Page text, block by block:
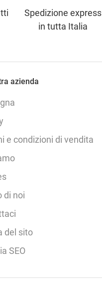
Spedizione express
in tutta Italia
azienda
e condizioni di vendita
di noi
del sito
SEO